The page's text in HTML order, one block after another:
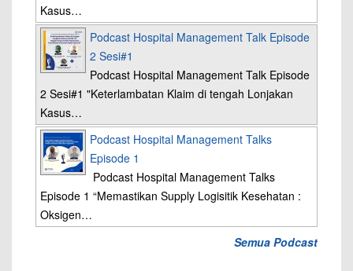
Kasus…
Podcast Hospital Management Talk Episode
2 Sesi#1
Podcast Hospital Management Talk Episode
2 Sesi#1 "Keterlambatan Klaim di tengah Lonjakan
Kasus…
Podcast Hospital Management Talks
Episode 1
Podcast Hospital Management Talks
Episode 1 “Memastikan Supply Logisitik Kesehatan :
Oksigen…
Semua Podcast